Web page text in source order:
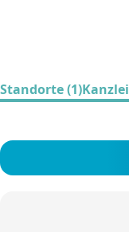
Standorte (1)Kanzlei